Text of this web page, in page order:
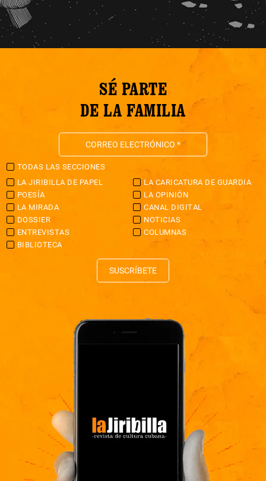
SÉ PARTE
DE LA FAMILIA
TODAS LAS SECCIONES
LA JIRIBILLA DE PAPEL
LA CARICATURA DE GUARDIA
POESÍA
LA OPINIÓN
LA MIRADA
CANAL DIGITAL
DOSSIER
NOTICIAS
ENTREVISTAS
COLUMNAS
BIBLIOTECA
SUSCRÍBETE